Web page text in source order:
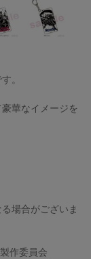
。
華なイメージを
場合がございま
作委員会